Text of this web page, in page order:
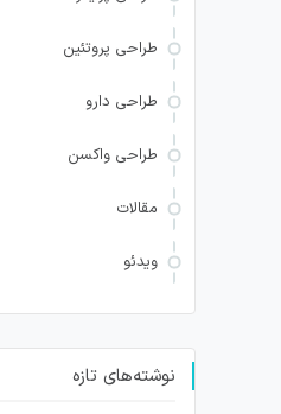
طراحی پروتئین
طراحی دارو
طراحی واکسن
مقالات
ویدئو
نوشته‌های تازه